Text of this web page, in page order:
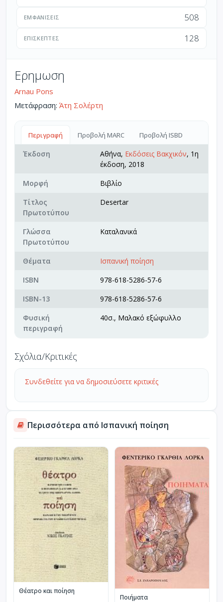
ΕΜΦΑΝΊΣΕΙΣ 508
ΕΠΙΣΚΈΠΤΕΣ 128
Ερημωση
Arnau Pons
Μετάφραση: Άτη Σολέρτη
Περιγραφή Προβολή MARC Προβολή ISBD
Έκδοση Αθήνα, Εκδόσεις Βακχικόν, 1η
έκδοση, 2018
Μορφή
Βιβλίο
Τίτλος
Πρωτοτύπου
Desertar
Γλώσσα
Πρωτοτύπου
Καταλανικά
Θέματα
Ισπανική ποίηση
ISBN
978-618-5286-57-6
ISBN-13
978-618-5286-57-6
Φυσική
περιγραφή
40σ., Μαλακό εξώφυλλο
Σχόλια/Κριτικές
Συνδεθείτε για να δημοσιεύσετε κριτικές
Περισσότερα από Ισπανική ποίηση
Θέατρο και ποίηση
Ποιήματα